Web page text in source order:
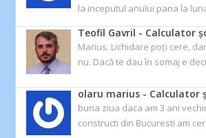
la inceputul anului pana la
Teofil Gavril - Calculator
Marius. Lichidare poți cere,
nu. Dacă te dau în somaj e
olaru marius - Calculator
buna ziua daca am 3 ani
constructi din Bucuresti am